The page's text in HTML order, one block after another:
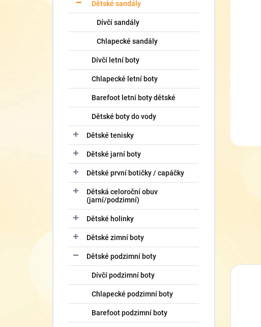
Dětské sandály
Dívčí sandály
Chlapecké sandály
Dívčí letní boty
Chlapecké letní boty
Barefoot letní boty dětské
Dětské boty do vody
Dětské tenisky
Dětské jarní boty
Dětské první botičky / capáčky
Dětská celoroční obuv
(jarní/podzimní)
Dětské holinky
Dětské zimní boty
Dětské podzimní boty
Dívčí podzimní boty
Chlapecké podzimní boty
Barefoot podzimní boty